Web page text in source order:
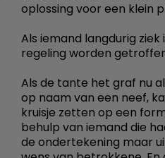
oplossing voor een klein
Als iemand langdurig
regeling worden
Als de tante het graf nu
op naam van een neef,
kruisje zetten op een
behulp van iemand die
de ondertekening maar